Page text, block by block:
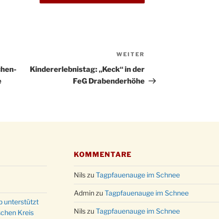
Beitrag
WEITER
Kindererlebnistag: „Keck“ in der
FeG Drabenderhöhe
unterstützt
Kreis
KOMMENTARE
Nilszu Tagpfauenauge im Schnee
Adminzu Tagpfauenauge im Schnee
Nilszu Tagpfauenauge im Schnee